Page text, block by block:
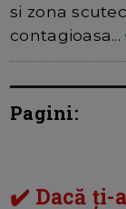
si zona
contagioasa...
Pagini:
✔️ Dacă ți-